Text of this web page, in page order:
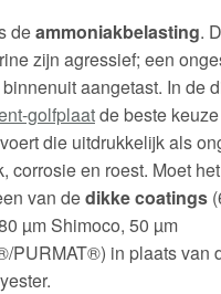
deammoniakbelasting.
zijn agressief; een
aangetast. In de
golfplaatde beste
die uitdrukkelijk als
corrosie en roest. Moet
van dedikke coatings
µm Shimoco, 50 µm
PURMAT®) in plaats van